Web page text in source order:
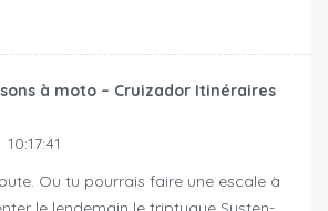
à moto – Cruizador Itinéraires
10:17:41
Ou tu pourrais faire une escale à